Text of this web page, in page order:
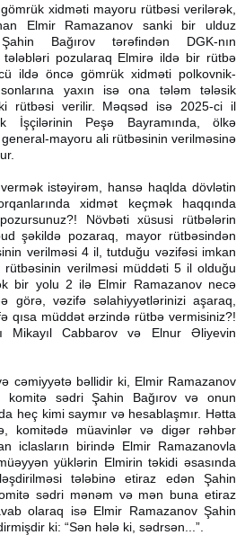
xidməti mayoru rütbəsi verilərək,
Elmir Ramazanov sanki bir ulduz
Bağırov tərəfindən DGK-nın
pozularaq Elmirə ildə bir rütbə
ildə öncə gömrük xidməti polkovnik-
yaxın isə ona tələm tələsik
rütbəsi verilir. Məqsəd isə 2025-ci il
İşçilərinin Peşə Bayramında, ölkə
general-mayoru ali rütbəsinin verilməsinə
istəyirəm, hansə haqlda dövlətin
xidmət keçmək haqqında
Növbəti xüsusi rütbələrin
şəkildə pozaraq, mayor rütbəsindən
verilməsi 4 il, tutduğu vəzifəsi imkan
verilməsi müddəti 5 il olduğu
bir yolu 2 ilə Elmir Ramazanov necə
görə, vəzifə səlahiyyətlərinizi aşaraq,
qısa müddət ərzində rütbə vermisiniz?!
Mikayıl Cabbarov və Elnur Əliyevin
cəmiyyətə bəllidir ki, Elmir Ramazanov
komitə sədri Şahin Bağırov və onun
heç kimi saymır və hesablaşmır. Hətta
komitədə müavinlər və digər rəhbər
iclasların birində Elmir Ramazanovla
yüklərin Elmirin təkidi əsasında
tələbinə etiraz edən Şahin
sədri mənəm və mən buna etiraz
olaraq isə Elmir Ramazanov Şahin
ki: “Sən hələ ki, sədrsən...”.